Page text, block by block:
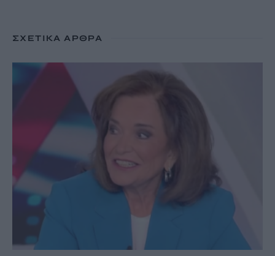
ΣΧΕΤΙΚΆ ΆΡΘΡΑ